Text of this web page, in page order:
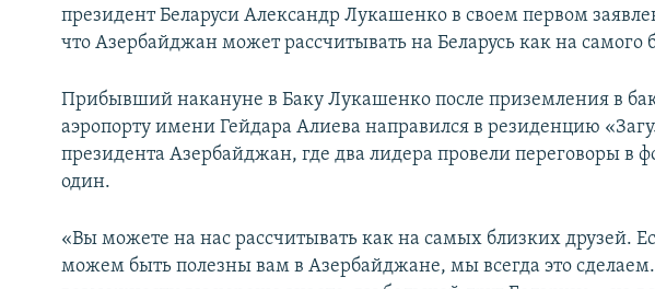
президент Беларуси Александр Лукашенко в своем первом
что Азербайджан может рассчитывать на Беларусь как на самого
Прибывший накануне в Баку Лукашенко после приземления в
аэропорту имени Гейдара Алиева направился в резиденцию
президента Азербайджан, где два лидера провели переговоры в
один.
«Вы можете на нас рассчитывать как на самых близких друзей.
можем быть полезны вам в Азербайджане, мы всегда это